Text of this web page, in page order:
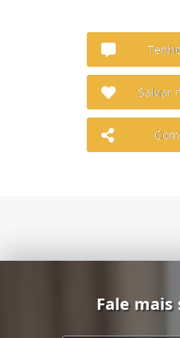
Salvar
Fale mais